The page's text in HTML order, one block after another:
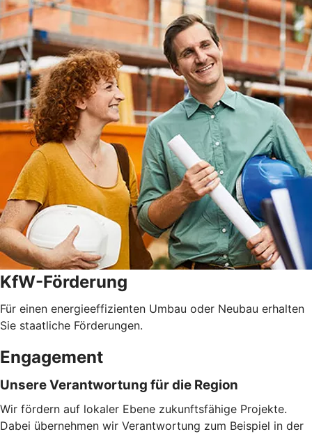
KfW-Förderung
Für einen energieeffizienten Umbau oder Neubau erhalten
Sie staatliche Förderungen.
Engagement
Unsere Verantwortung für die Region
Wir fördern auf lokaler Ebene zukunftsfähige Projekte.
Dabei übernehmen wir Verantwortung zum Beispiel in der